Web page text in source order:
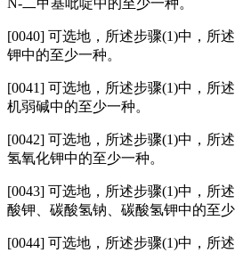
N-二甲基吡啶中的至少一种。
[0040] 可选地，所述步骤(1)中，所
钾中的至少一种。
[0041] 可选地，所述步骤(1)中，所
机弱碱中的至少一种。
[0042] 可选地，所述步骤(1)中，所
氢氧化钾中的至少一种。
[0043] 可选地，所述步骤(1)中，所
酸钾、碳酸氢钠、碳酸氢钾中的至少
[0044] 可选地，所述步骤(1)中，所